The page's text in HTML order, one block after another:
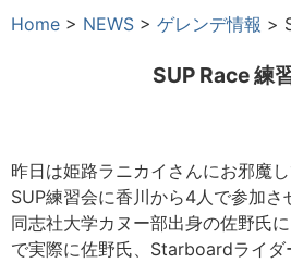
Home > NEWS > ゲレンデ情報 >
SUP Race 練習
昨日は姫路ラニカイさんにお邪魔
SUP練習会に香川から4人で参加さ
同志社大学カヌー部出身の佐野氏
で実際に佐野氏、Starboardライダ